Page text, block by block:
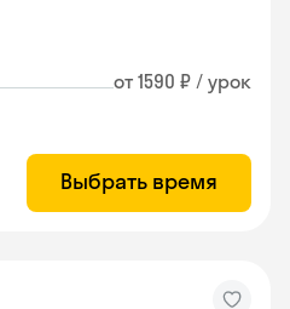
от 1590 ₽ / урок
Выбрать время